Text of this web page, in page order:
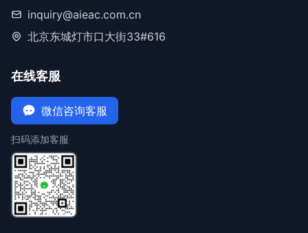
inquiry@aieac.com.cn
北京东城灯市口大街33#616
在线客服
微信咨询客服
扫码添加客服